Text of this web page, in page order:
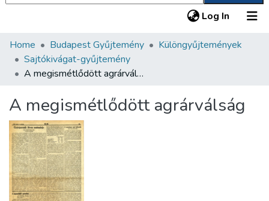
Log In (current)
Communities & Collections
All of DSpace
About us
Home Budapest Gyűjtemény
Különgyűjtemények
Sajtókivágat-gyűjtemény
A megismétlődött agrárválság
A megismétlődött agrárválság